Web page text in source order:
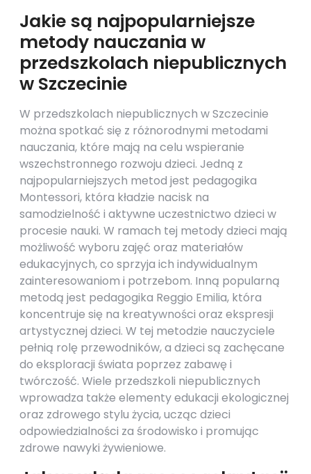
Jakie są najpopularniejsze
metody nauczania w
przedszkolach niepublicznych
w Szczecinie
W przedszkolach niepublicznych w Szczecinie
można spotkać się z różnorodnymi metodami
nauczania, które mają na celu wspieranie
wszechstronnego rozwoju dzieci. Jedną z
najpopularniejszych metod jest pedagogika
Montessori, która kładzie nacisk na
samodzielność i aktywne uczestnictwo dzieci w
procesie nauki. W ramach tej metody dzieci mają
możliwość wyboru zajęć oraz materiałów
edukacyjnych, co sprzyja ich indywidualnym
zainteresowaniom i potrzebom. Inną popularną
metodą jest pedagogika Reggio Emilia, która
koncentruje się na kreatywności oraz ekspresji
artystycznej dzieci. W tej metodzie nauczyciele
pełnią rolę przewodników, a dzieci są zachęcane
do eksploracji świata poprzez zabawę i
twórczość. Wiele przedszkoli niepublicznych
wprowadza także elementy edukacji ekologicznej
oraz zdrowego stylu życia, ucząc dzieci
odpowiedzialności za środowisko i promując
zdrowe nawyki żywieniowe.